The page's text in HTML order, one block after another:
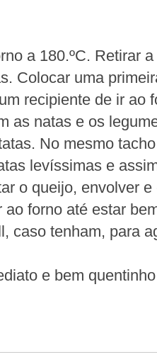
a 180.ºC. Retirar
Colocar uma
recipiente de ir ao
as natas e os
No mesmo
levíssimas e
o queijo, envolver
ao forno até estar
caso tenham, para
e bem